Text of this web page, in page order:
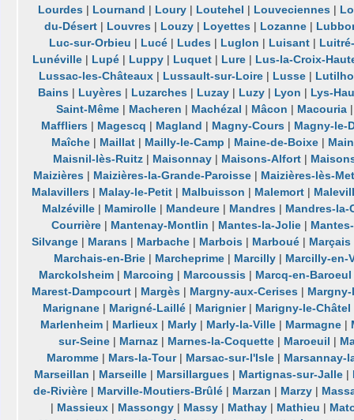
Lourdes | Lournand | Loury | Loutehel | Louveciennes |
du-Désert | Louvres | Louzy | Loyettes | Lozanne |
Luc-sur-Orbieu | Lucé| Ludes| Luglon | Luisant|
Lunéville | Lupé | Luppy | Luquet | Lure | Lus-la-Croix-
Lussac-les-Châteaux | Lussault-sur-Loire | Lusse |
Bains| Luyères| Luzarches| Luzay| Luzy| Lyon | Lys-
Saint-Même| Macheren | Machézal | Mâcon | Macouria
Maffliers| Magescq | Magland | Magny-Cours| Magny-le-
Maîche| Maillat| Mailly-le-Camp | Maine-de-Boixe|
Maisnil-lès-Ruitz| Maisonnay| Maisons-Alfort|
Maizières| Maizières-la-Grande-Paroisse| Maizières-lès-
Malavillers | Malay-le-Petit | Malbuisson | Malemort |
Malzéville| Mamirolle| Mandeure| Mandres| Mandres-la-
Courrière | Mantenay-Montlin | Mantes-la-Jolie |
Silvange | Marans | Marbache | Marbois | Marboué | Marçais
Marchais-en-Brie| Marcheprime| Marcilly| Marcilly-en-
Marckolsheim | Marcoing | Marcoussis | Marcq-en-Baroeul
Marest-Dampcourt | Margès | Margny-aux-Cerises |
Marignane | Marigné-Laillé | Marignier| Marigny-le-Châtel
Marlenheim| Marlieux| Marly| Marly-la-Ville| Marmagne|
sur-Seine | Marnaz | Marnes-la-Coquette | Maroeuil |
Maromme| Mars-la-Tour| Marsac-sur-l'Isle| Marsannay-
Marseillan | Marseille| Marsillargues| Martignas-sur-Jalle|
de-Rivière | Marville-Moutiers-Brûlé | Marzan | Marzy |
| Massieux| Massongy| Massy| Mathay| Mathieu |